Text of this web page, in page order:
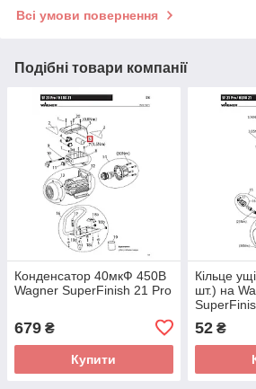
Всі умови повернення
Подібні товари компанії
Конденсатор 40мкФ 450В
Wagner SuperFinish 21 Pro
679 ₴
Купити
Кільце
шт.) на
52₴